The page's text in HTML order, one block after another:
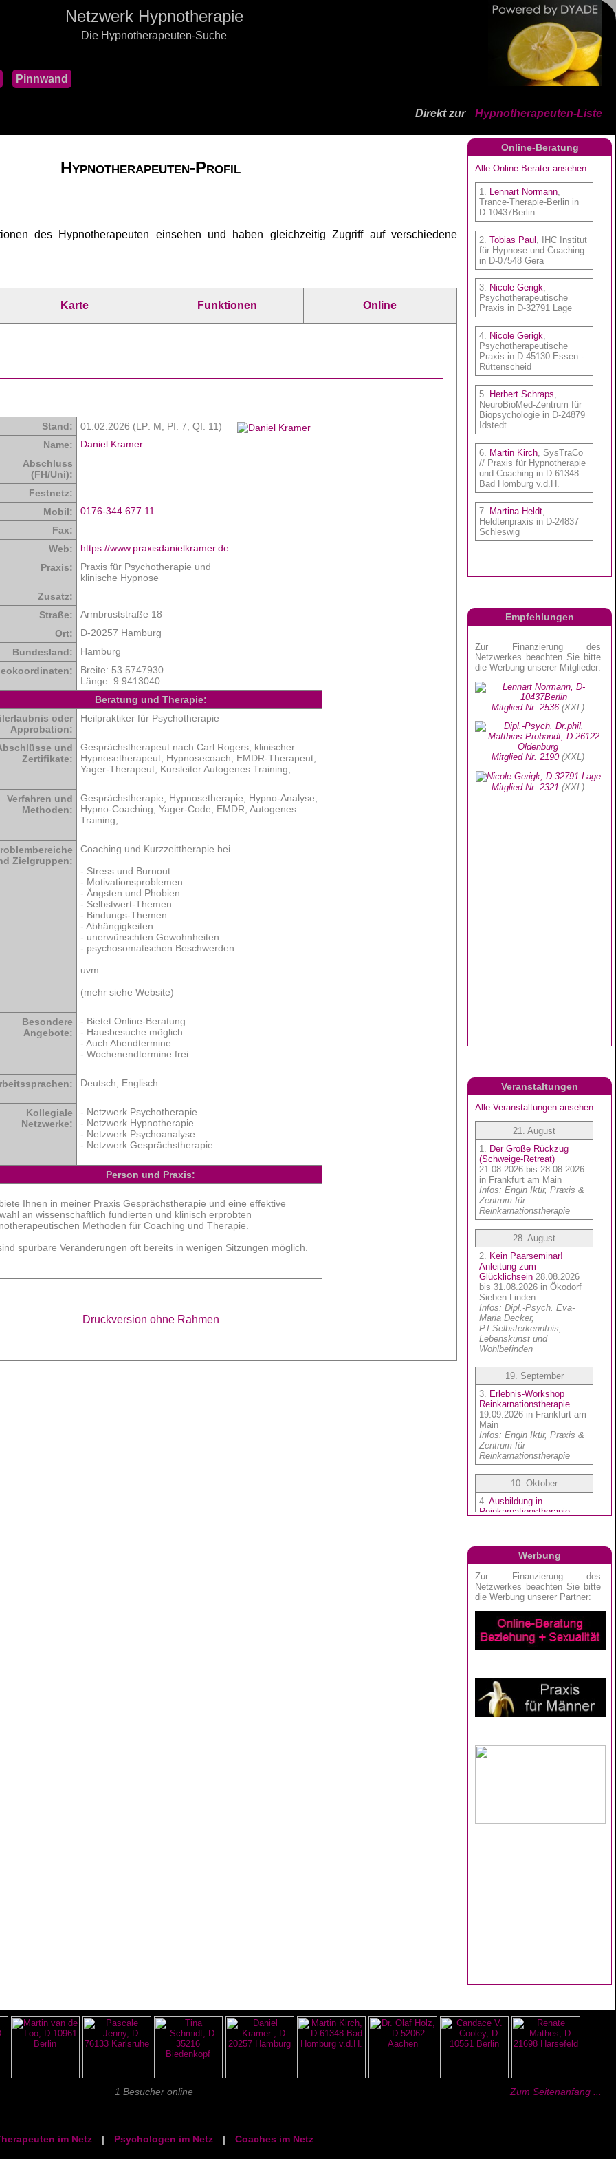
Netzwerk Hypnotherapie
Die Hypnotherapeuten-Suche
Pinnwand
Direkt zur Hypnotherapeuten-Liste
Hypnotherapeuten-Profil
des Hypnotherapeuten einsehen und haben gleichzeitig Zugriff auf verschiedene
Karte Funktionen Online
Stand: 01.02.2026 (LP: M, PI: 7 QI: 11)
Name:
Daniel Kramer
Abschluss
(FH/Uni):
Festnetz:
Mobil:
0176-344 677 11
Fax:
Web:
https://www.praxisdanielkramer.de
Praxis:
Praxis für Psychotherapie und
klinische Hypnose
Zusatz:
Straße:
Armbruststraße 18
Ort:
D-20257 Hamburg
Bundesland:
Hamburg
Breite: 53.5747930
Länge: 9.9413040
Beratung und Therapie:
oder
Approbation:
Heilpraktiker für Psychotherapie
und
Zertifikate:
Gesprächstherapeut nach Carl Rogers, klinischer
Hypnosetherapeut, Hypnosecoach, EMDR-Therapeut,
Yager-Therapeut, Kursleiter Autogenes Training,
Verfahren und
Methoden:
Gesprächstherapie, Hypnosetherapie, Hypno-Analyse,
Hypno-Coaching, Yager-Code, EMDR, Autogenes
Training,
Zielgruppen:
Coaching und Kurzzeittherapie bei
- Stress und Burnout
- Motivationsproblemen
- Ängsten und Phobien
- Selbstwert-Themen
- Bindungs-Themen
- Abhängigkeiten
- unerwünschten Gewohnheiten
- psychosomatischen Beschwerden
uvm.
(mehr siehe Website)
Besondere
Angebote:
- Bietet Online-Beratung
- Hausbesuche möglich
- Auch Abendtermine
- Wochenendtermine frei
Deutsch, Englisch
Kollegiale
Netzwerke:
- Netzwerk Psychotherapie
- Netzwerk Hypnotherapie
- Netzwerk Psychoanalyse
- Netzwerk Gesprächstherapie
Person und Praxis:
Ihnen in meiner Praxis Gesprächstherapie und eine effektive
an wissenschaftlich fundierten und klinisch erprobten
Methoden für Coaching und Therapie.
spürbare Veränderungen oft bereits in wenigen Sitzungen möglich.
Druckversion ohne Rahmen
Online-Beratung
Empfehlungen
Veranstaltungen
Werbung
1 Besucher online Zum Seitenanfang ...
im Netz | Psychologen im Netz | Coaches im Netz